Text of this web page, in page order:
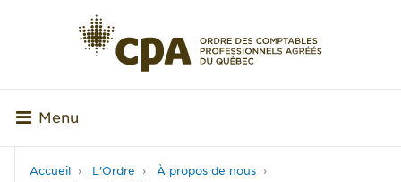
Menu
Accueil L'Ordre
À propos de nous